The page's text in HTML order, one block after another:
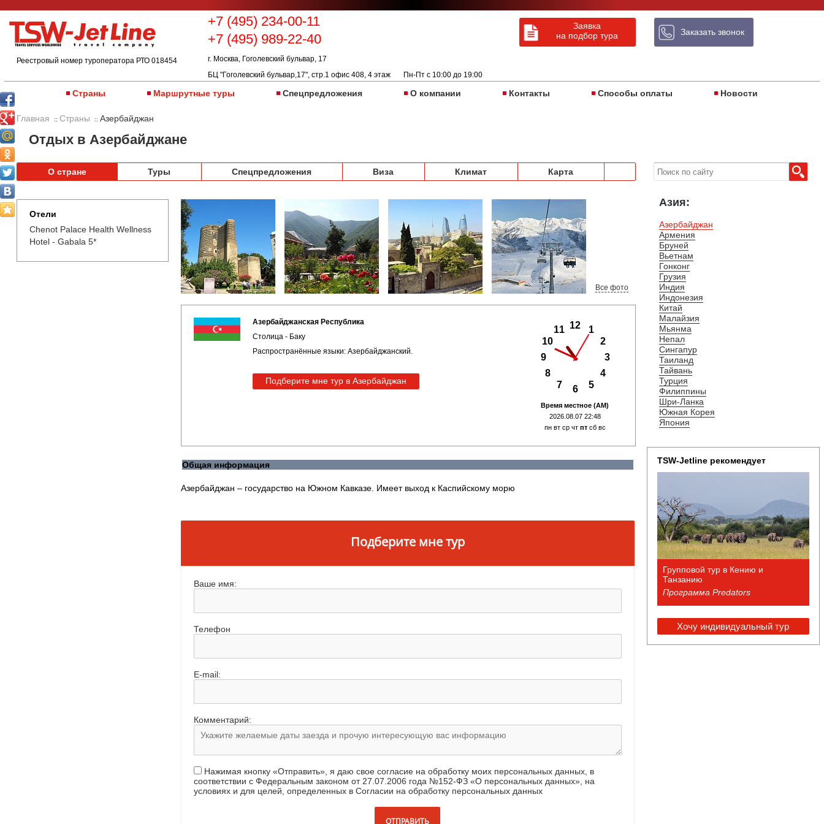
Реестровый номер туроператора РТО 018454
+7 (495) 234-00-11
+7 (495) 989-22-40
г. Москва, Гоголевский бульвар, 17
БЦ "Гоголевский бульвар,17", стр.1 офис 408, 4 этаж Пн-Пт с 10:00 до 19:00
Заявка
на подбор тура
Заказать звонок
Страны Маршрутные туры Спецпредложения О компании Контакты Способы оплаты Новости
Главная :: Страны :: Азербайджан
Отдых в Азербайджане
О стране Туры Спецпредложения Виза Климат Карта
Отели
Chenot Palace Health Wellness
Hotel - Gabala 5*
Все фото
Азербайджанская Республика
Столица - Баку
Распространённые языки: Азербайджанский.
Подберите мне тур в Азербайджан
Время местное (AM)
2026.08.07 22:48
пн вт ср чт птсб вс
Общая информация
Азербайджан – государство на Южном Кавказе. Имеет выход к Каспийскому морю
Подберите мне тур
Ваше имя:
Телефон
E-mail:
Комментарий:
Нажимая кнопку «Отправить», я даю свое согласие на обработку моих персональных данных, в
соответствии с Федеральным законом от 27.07.2006 года №152-ФЗ «О персональных данных», на
условиях и для целей, определенных в Согласии на обработку персональных данных
Азия:
Азербайджан
Армения
Бруней
Вьетнам
Гонконг
Грузия
Индия
Индонезия
Китай
Малайзия
Мьянма
Непал
Сингапур
Таиланд
Тайвань
Турция
Филиппины
Шри-Ланка
Южная Корея
Япония
TSW-Jetline рекомендует
Групповой тур в Кению и
Танзанию
Программа Predators
Хочу индивидуальный тур